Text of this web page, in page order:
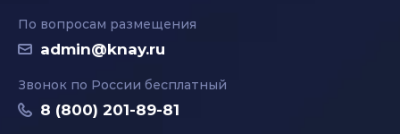
По вопросам размещения
admin@knay.ru
Звонок по России бесплатный
8 (800) 201-89-81